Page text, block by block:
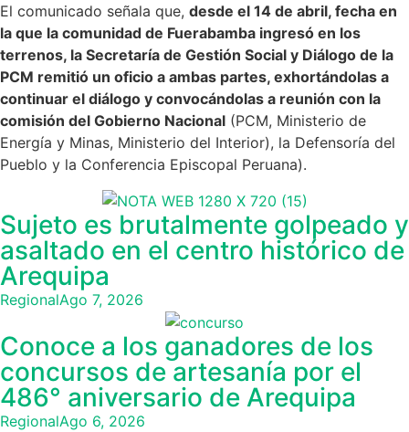
El comunicado señala que, desde el 14 de abril, fecha en
la que la comunidad de Fuerabamba ingresó en los
terrenos, la Secretaría de Gestión Social y Diálogo de la
PCM remitió un oficio a ambas partes, exhortándolas a
continuar el diálogo y convocándolas a reunión con la
comisión del Gobierno Nacional (PCM, Ministerio de
Energía y Minas, Ministerio del Interior), la Defensoría del
Pueblo y la Conferencia Episcopal Peruana).
Sujeto es brutalmente golpeado y
asaltado en el centro histórico de
Arequipa
RegionalAgo 7, 2026
Conoce a los ganadores de los
concursos de artesanía por el
486° aniversario de Arequipa
RegionalAgo 6, 2026